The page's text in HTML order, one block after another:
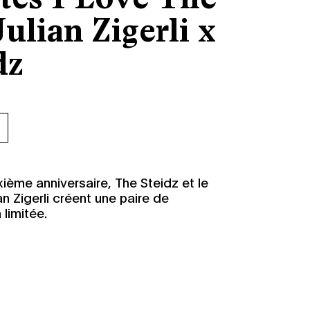
Zigerli x
anniversaire, The Steidz et le
Zigerli créent une paire de